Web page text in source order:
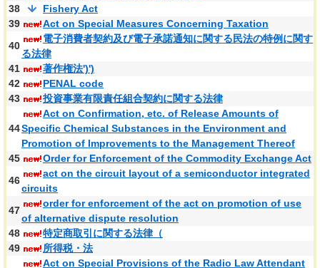
38
Fishery Act
39
Act on Special Measures Concerning Taxation
40
電子消費者契約及び電子承諾通知に関する民法の特例に関す
る法律
41
著作権法')')
42
PENAL code
43
投資事業有限責任組合契約に関する法律
44
Act on Confirmation, etc. of Release Amounts of
Specific Chemical Substances in the Environment and
Promotion of Improvements to the Management Thereof
45
Order for Enforcement of the Commodity Exchange Act
46
act on the circuit layout of a semiconductor integrated
circuits
47
order for enforcement of the act on promotion of use
of alternative dispute resolution
48
特定商取引に関する法律（
49
所得税・法
Act on Special Provisions of the Radio Law Attendant